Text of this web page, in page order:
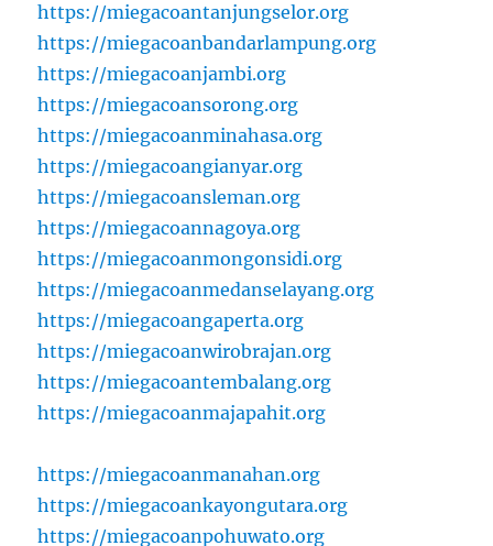
https://miegacoantanjungselor.org
https://miegacoanbandarlampung.org
https://miegacoanjambi.org
https://miegacoansorong.org
https://miegacoanminahasa.org
https://miegacoangianyar.org
https://miegacoansleman.org
https://miegacoannagoya.org
https://miegacoanmongonsidi.org
https://miegacoanmedanselayang.org
https://miegacoangaperta.org
https://miegacoanwirobrajan.org
https://miegacoantembalang.org
https://miegacoanmajapahit.org
https://miegacoanmanahan.org
https://miegacoankayongutara.org
https://miegacoanpohuwato.org